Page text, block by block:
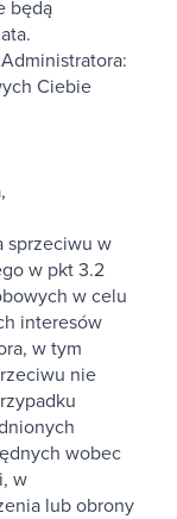
będą
Ciebie
sprzeciwu w
w pkt 3.2
w celu
interesów
w tym
nie
wobec
w
lub obrony